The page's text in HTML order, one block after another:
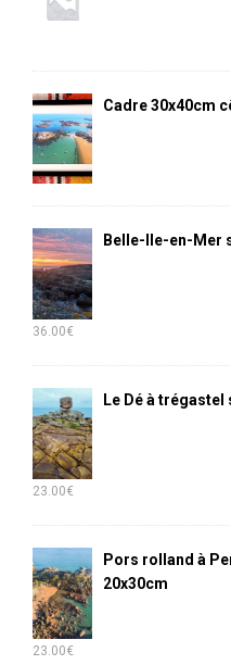
Cadre 30x40cm
Belle-Ile-en-Mer
36.00€
Le Dé à
23.00€
Pors rolland à
20x30cm
23.00€